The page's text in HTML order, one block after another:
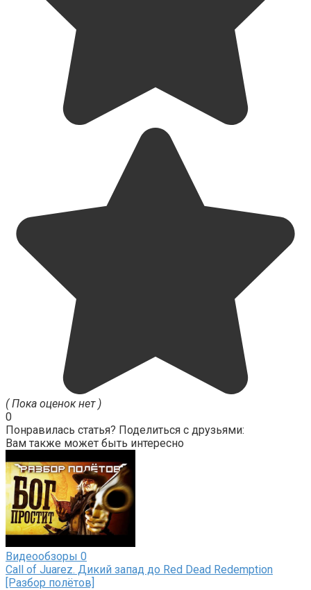
( Пока оценок нет )
0
Понравилась статья? Поделиться с друзьями:
Вам также может быть интересно
Видеообзоры 0
Call of Juarez. Дикий запад до Red Dead Redemption
[Разбор полётов]